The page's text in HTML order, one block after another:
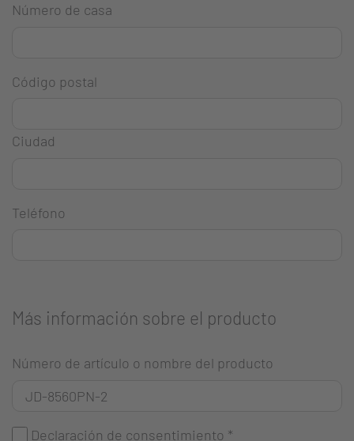
Número de casa
Código postal
Ciudad
Teléfono
Más información sobre el producto
Número de artículo o nombre del producto
Declaración de consentimiento *